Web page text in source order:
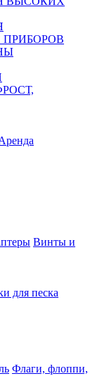
Винты и
для песка
Флаги, флоппи,